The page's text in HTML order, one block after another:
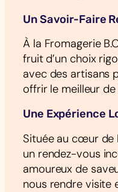
Un Savoir-Faire
À la Fromagerie
fruit d’un choix
avec des artisans
offrir le meilleur
Une Expérience
Située au cœur de
un rendez-vous
amoureux de
nous rendre visite